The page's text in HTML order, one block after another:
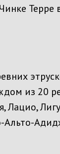
из 20
Лацио,
Альто-